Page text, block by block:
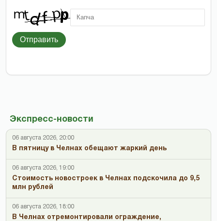
Экспресс-новости
06 августа 2026, 20:00
В пятницу в Челнах обещают жаркий день
06 августа 2026, 19:00
Стоимость новостроек в Челнах подскочила до 9,5
млн рублей
06 августа 2026, 18:00
В Челнах отремонтировали ограждение,
Отправить